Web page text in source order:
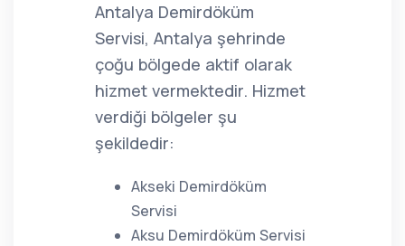
Antalya Demirdöküm
Servisi, Antalya şehrinde
çoğu bölgede aktif olarak
hizmet vermektedir. Hizmet
verdiği bölgeler şu
şekildedir:
Akseki Demirdöküm
Servisi
Aksu Demirdöküm Servisi